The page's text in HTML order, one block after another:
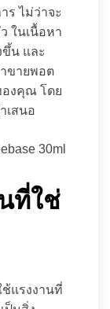
ร ไม่ว่าจะ
ในเนื้อหา
น และ
ขายพอต
องคุณ โดย
เสนอ
ที่ใช่
แรงงานที่